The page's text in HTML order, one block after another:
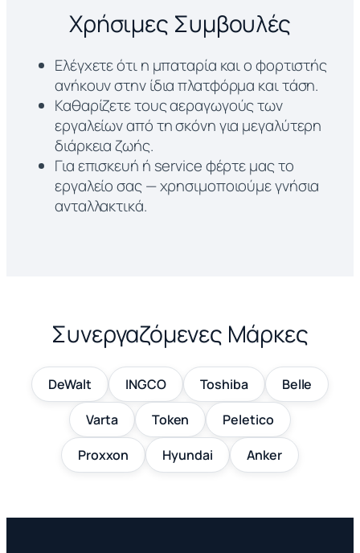
Χρήσιμες Συμβουλές
Ελέγχετε ότι η μπαταρία και ο φορτιστής
ανήκουν στην ίδια πλατφόρμα και τάση.
Καθαρίζετε τους αεραγωγούς των
εργαλείων από τη σκόνη για μεγαλύτερη
διάρκεια ζωής.
Για επισκευή ή service φέρτε μας το
εργαλείο σας — χρησιμοποιούμε γνήσια
ανταλλακτικά.
Συνεργαζόμενες Μάρκες
DeWalt INGCO Toshiba
Belle
Varta
Token
Peletico
Proxxon
Hyundai Anker